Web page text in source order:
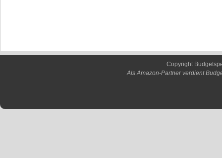
Copyright
Als Amazon-Partner verdient